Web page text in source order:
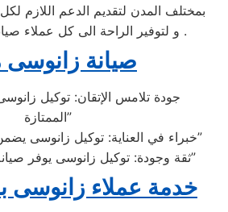
بمختلف المدن لتقديم الدعم اللازم
و لتوفير الراحة الى كل عملاء صيانة غسالة زانوسى .
صيانة
الممتازة”
“خبراء في العناية: توكيل زانوسى يضمن أداء الأجهزة بأمان”
“ثقة وجودة: توكيل زانوسى يوفر صيانة مضمونة للأجهزة”
خدمة عملاء زانوسى